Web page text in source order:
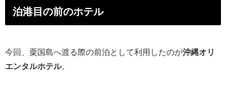
泊港目の前のホテル
今回、粟国島へ渡る際の前泊として利用したのが沖縄オリ
エンタルホテル。